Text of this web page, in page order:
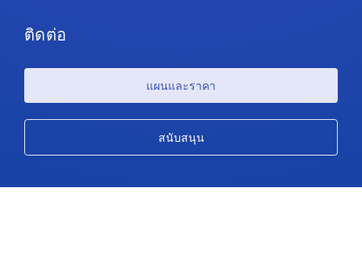
ติดต่อ
แผนและราคา
สนับสนุน